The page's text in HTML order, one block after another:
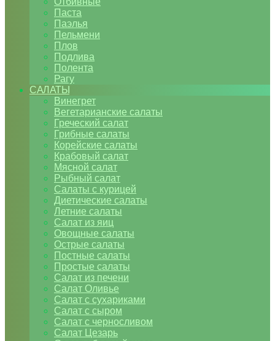
Паста
Паэлья
Пельмени
Плов
Подлива
Полента
Рагу
САЛАТЫ
Винегрет
Вегетарианские салаты
Греческий салат
Грибные салаты
Корейские салаты
Крабовый салат
Мясной салат
Рыбный салат
Салаты с курицей
Диетические салаты
Летние салаты
Салат из яиц
Овощные салаты
Острые салаты
Постные салаты
Простые салаты
Салат из печени
Салат Оливье
Салат с сухариками
Салат с сыром
Салат с черносливом
Салат Цезарь